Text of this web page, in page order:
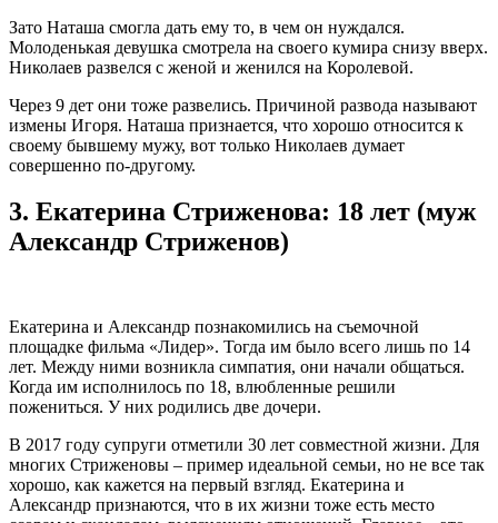
Зато Наташа смогла дать ему то, в чем он нуждался.
Молоденькая девушка смотрела на своего кумира снизу вверх.
Николаев развелся с женой и женился на Королевой.
Через 9 дет они тоже развелись. Причиной развода называют
измены Игоря. Наташа признается, что хорошо относится к
своему бывшему мужу, вот только Николаев думает
совершенно по-другому.
3. Екатерина Стриженова: 18 лет (муж
Александр Стриженов)
Екатерина и Александр познакомились на съемочной
площадке фильма «Лидер». Тогда им было всего лишь по 14
лет. Между ними возникла симпатия, они начали общаться.
Когда им исполнилось по 18, влюбленные решили
пожениться. У них родились две дочери.
В 2017 году супруги отметили 30 лет совместной жизни. Для
многих Стриженовы – пример идеальной семьи, но не все так
хорошо, как кажется на первый взгляд. Екатерина и
Александр признаются, что в их жизни тоже есть место